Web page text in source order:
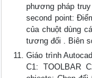
phương pháp
second point:
của chuột dùng
tương đối . Biên
Giáo trình
C1: TOOLBAR